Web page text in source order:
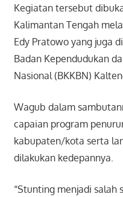
Kegiatan tersebut
Kalimantan Tengah
Edy Pratowo yang juga
Badan Kependudukan
Nasional (BKKBN)
Wagub dalam
capaian program
kabupaten/kota serta
dilakukan kedepannya.
“Stunting menjadi salah